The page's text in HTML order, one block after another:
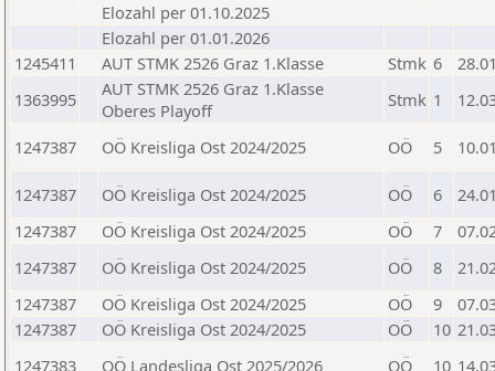
Elozahl per 01.10.2025
Elozahl per 01.01.2026
1245411
AUT STMK 2526 Graz 1.Klasse Stmk 6
1363995
AUT STMK 2526 Graz 1.Klasse
Oberes Playoff
Stmk 1
1247387 OÖ Kreisliga Ost 2024/2025 OÖ 5
1247387 OÖ Kreisliga Ost 2024/2025 OÖ 6
1247387
OÖ Kreisliga Ost 2024/2025 OÖ 7
1247387
OÖ Kreisliga Ost 2024/2025 OÖ 8
1247387
OÖ Kreisliga Ost 2024/2025 OÖ 9
1247387
OÖ Kreisliga Ost 2024/2025 OÖ 10
1247383
OÖ Landesliga Ost 2025/2026 OÖ 10